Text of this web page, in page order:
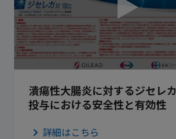
潰瘍性大腸炎に対するジセレカ
投与における安全性と有効性
詳細はこちら